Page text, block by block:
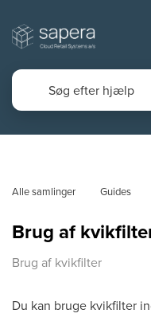
Alle samlinger Guides
Brug af
Brug af kvikfilter
Du kan bruge kvikfilter